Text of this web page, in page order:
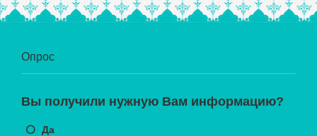
Опрос
Вы получили нужную Вам информацию?
Да